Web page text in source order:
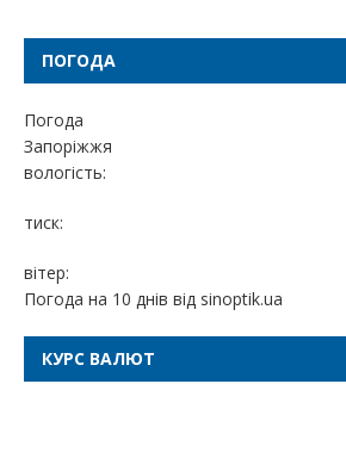
ПОГОДА
Погода
Запоріжжя
вологість:
тиск:
вітер:
Погода на 10 днів від sinoptik.ua
КУРС ВАЛЮТ